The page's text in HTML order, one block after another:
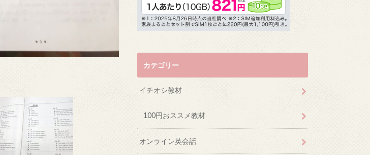
カテゴリー
イチオシ教材
100円おススメ教材
オンライン英会話